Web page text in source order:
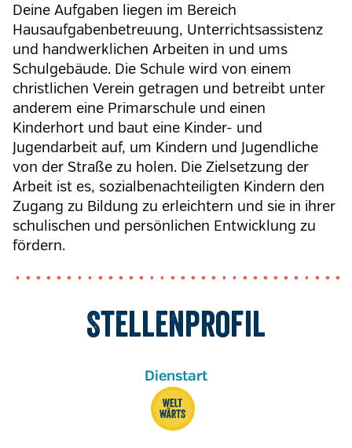
Deine Aufgaben liegen im Bereich
Hausaufgabenbetreuung, Unterrichtsassistenz
und handwerklichen Arbeiten in und ums
Schulgebäude. Die Schule wird von einem
christlichen Verein getragen und betreibt unter
anderem eine Primarschule und einen
Kinderhort und baut eine Kinder- und
Jugendarbeit auf, um Kindern und Jugendliche
von der Straße zu holen. Die Zielsetzung der
Arbeit ist es, sozialbenachteiligten Kindern den
Zugang zu Bildung zu erleichtern und sie in ihrer
schulischen und persönlichen Entwicklung zu
fördern.
Stellenprofil